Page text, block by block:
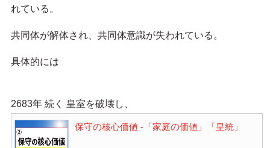
れている。
共同体が解体され、共同体意識が失われている。
具体的には
2683年 続く 皇室を破壊し、
保守の核心価値 -「家庭の価値」「皇統」